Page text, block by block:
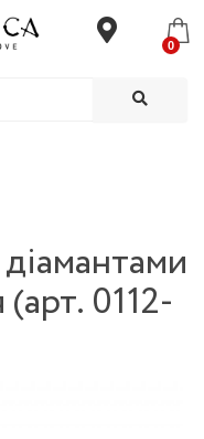
0
(арт. 0112-